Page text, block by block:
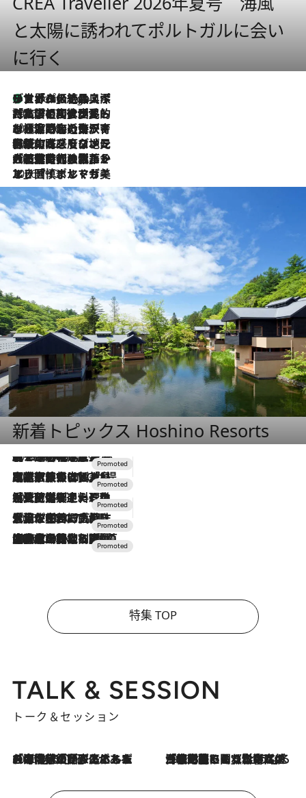
と太陽に誘われてポルトガルに会い
に行く
4 Hours Ago
リスボンの絶品スイーツ「パステル・デ・ナタ」とは？ポルトガル伝統の奥深い世界へ
2026.7.27
「私の祖国はポルトガル語です」国民的詩人フェルナンド・ペソアと、彼が愛した文学の街を歩く
2026.7.26
ポルトガル近海が育む極上の海の幸。キリリと冷えた白ワインと愉しむ、シーフード専門店の贅沢
2026.7.22
伝統の味をモダンに昇華。高感度な地元客が集う、リスボンの最旬ガストロノミー
2026.7.21
大航海時代の栄華から、震災、独裁、そして革命へ。ポルトガル・首都リスボンの石畳に刻まれた「歴史の光と影」
2026.7.13
エッセイ・ヤマザキマリ「慎ましくも美しき国 ポルトガル」
新着トピックス Hoshino Resorts
2026.8.7
【トンボの足水浴】ヒノキの香りに包まれて涼感マックス！約13℃の湧水かけ流しを避暑地「星野温泉 トンボの湯」で体験
2026.7.31
【ホテル帰省】という選択肢をOMOが提案。家族とほどよい距離を保つには「昼は実家、夜は気兼ねなくホテルで！」
2026.7.24
【夏限定ディナーコース】旬を迎える稚鮎や花ズッキーニなどをイタリア・トスカーナの郷土料理の手法で満喫！
2026.7.17
「土佐和ハーブかき氷」がOMO7高知に登場！生姜、山椒、大葉など目にも舌にも涼を呼ぶ郷土の味
2026.7.10
NEW OPEN！【界 草津】名湯の地に誕生。趣の異なる2種の温泉と上州ならではの会席・蕎麦割烹など美食を味わう究極の癒やし旅
特集 TOP
TALK & SESSION
トーク＆セッション
2026.8.3
「今後値上げがあるとすれば…」「リスクがあるのは今年の冬」エネルギー専門家が語る、ホルムズ海峡封鎖が家庭にもたらす“ある心配” 2026.8.3
「住宅建てられない…」「サーチャージ料の高値が続いている」ホルムズ海峡封鎖による影響はいつまで続く？《エネルギー専門家に聞く“どうなる日本の暮らし”》